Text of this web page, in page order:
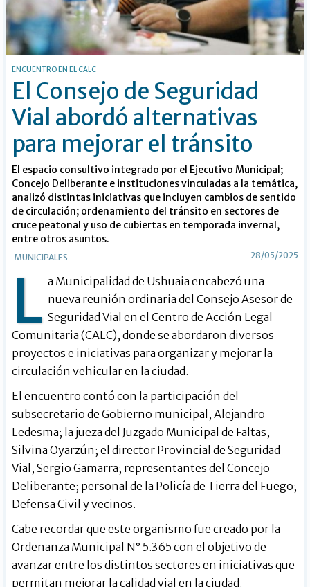
ENCUENTRO EN EL CALC
El Consejo de Seguridad
Vial abordó alternativas
para mejorar el tránsito
El espacio consultivo integrado por el Ejecutivo Municipal;
Concejo Deliberante e instituciones vinculadas a la temática,
analizó distintas iniciativas que incluyen cambios de sentido
de circulación; ordenamiento del tránsito en sectores de
cruce peatonal y uso de cubiertas en temporada invernal,
entre otros asuntos.
MUNICIPALES 28/05/2025
L a Municipalidad de Ushuaia encabezó una
nueva reunión ordinaria del Consejo Asesor de
Seguridad Vial en el Centro de Acción Legal
Comunitaria (CALC), donde se abordaron diversos
proyectos e iniciativas para organizar y mejorar la
circulación vehicular en la ciudad.
El encuentro contó con la participación del
subsecretario de Gobierno municipal, Alejandro
Ledesma; la jueza del Juzgado Municipal de Faltas,
Silvina Oyarzún; el director Provincial de Seguridad
Vial, Sergio Gamarra; representantes del Concejo
Deliberante; personal de la Policía de Tierra del Fuego;
Defensa Civil y vecinos.
Cabe recordar que este organismo fue creado por la
Ordenanza Municipal N° 5.365 con el objetivo de
avanzar entre los distintos sectores en iniciativas que
permitan mejorar la calidad vial en la ciudad.